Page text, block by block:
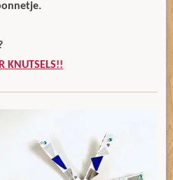
KNUTSELS!!